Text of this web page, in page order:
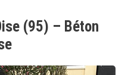
(95) – Béton